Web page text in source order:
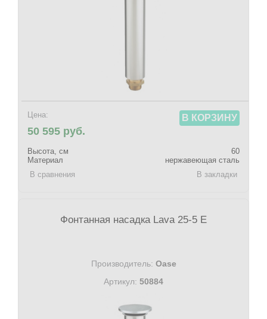
Цена:
50 595 руб.
В КОРЗИНУ
Высота, см
60
Материал
нержавеющая сталь
В сравнения
В закладки
Фонтанная насадка Lava 25-5 E
Производитель: Oase
Артикул: 50884